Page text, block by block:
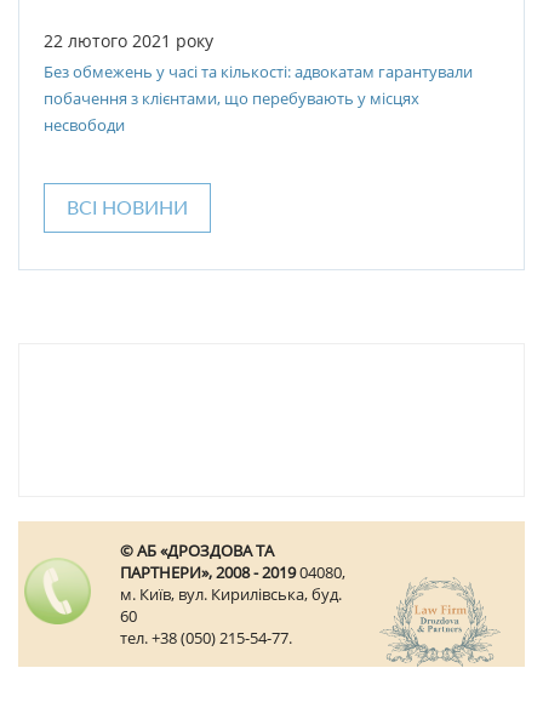
22 лютого 2021 року
Без обмежень у часі та кількості: адвокатам гарантували
побачення з клієнтами, що перебувають у місцях
несвободи
ВСІ НОВИНИ
© АБ «ДРОЗДОВА ТА
ПАРТНЕРИ», 2008 - 201904080,
м. Київ, вул. Кирилівська, буд.
60
тел. +38 (050) 215-54-77.